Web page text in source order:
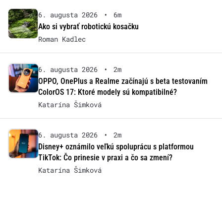
6. augusta 2026 •
6m
Ako si vybrať robotickú kosačku
Roman Kadlec
6. augusta 2026 •
2m
OPPO, OnePlus a Realme začínajú s beta testovaním
ColorOS 17: Ktoré modely sú kompatibilné?
Katarína Šimková
6. augusta 2026 •
2m
Disney+ oznámilo veľkú spoluprácu s platformou
TikTok: Čo prinesie v praxi a čo sa zmení?
Katarína Šimková